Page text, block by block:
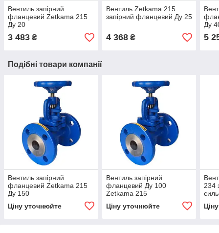
Вентиль запірний
фланцевий Zetkama 215
Ду 20
3 483 ₴
Вентиль Zetkama 215
запірний фланцевий Ду 25
4 368₴
Ду
5
Подібні товари компанії
Вентиль запірний
фланцевий Zetkama 215
Ду 150
Ціну уточнюйте
Вентиль запірний
фланцевий Ду 100
Zetkama 215
Ціну уточнюйте
234